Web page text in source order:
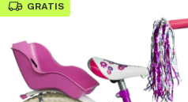
GRATIS